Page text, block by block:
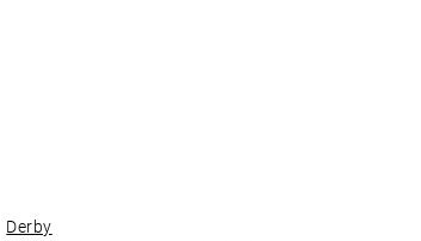
Derby